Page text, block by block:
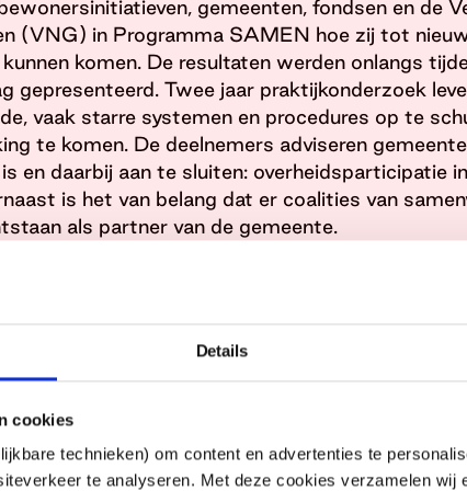
Details
cookies
technieken) om content en advertenties te
te analyseren. Met deze cookies verzamelen wij
gemeenten, fondsen en de
(VNG) in Programma SAMEN hoe zij tot
komen. De resultaten werden onlangs
gepresenteerd. Twee jaar praktijkonderzoek
vaak starre systemen en procedures op te
te komen. De deelnemers adviseren
en daarbij aan te sluiten: overheidsparticipatie
is het van belang dat er coalities van
als partner van de gemeente.
om hun werk en inzet op hun
maatschappelijke impact, maar óók tot
Er kan dan meer voor minder geld, zo blijkt uit
persoonlijke relaties als cruciaal
tussen bewoners en beleidsmakers die
willen kijken en samen de ruimte
Je moet er dus echt je nek voor durven
initiatief van VSBfonds, met medewerking